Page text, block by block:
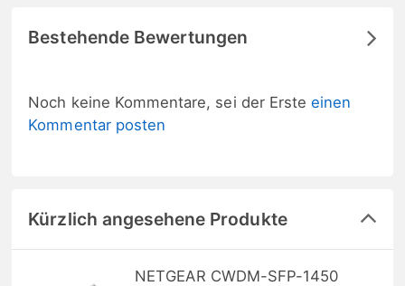
Bestehende Bewertungen
Noch keine Kommentare, sei der Ersteeinen
Kommentar posten
Kürzlich angesehene Produkte
NETGEAR CWDM-SFP-1450